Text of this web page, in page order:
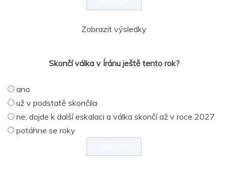
Zobrazit výsledky
Skončí válka v Íránu ještě tento rok?
ano
už v podstatě skončila
ne, dojde k další eskalaci a válka skončí až v roce 2027
potáhne se roky